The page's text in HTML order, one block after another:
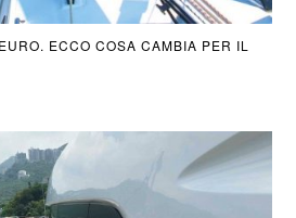
ECCO COSA CAMBIA PER IL